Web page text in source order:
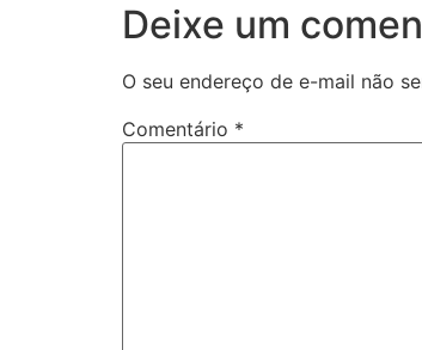
Deixe um
O seu endereço de e-mail não
Comentário *